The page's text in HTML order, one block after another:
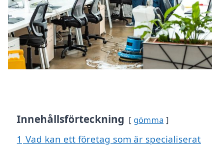
Innehållsförteckning gömma
1 Vad kan ett företag som är specialiserat